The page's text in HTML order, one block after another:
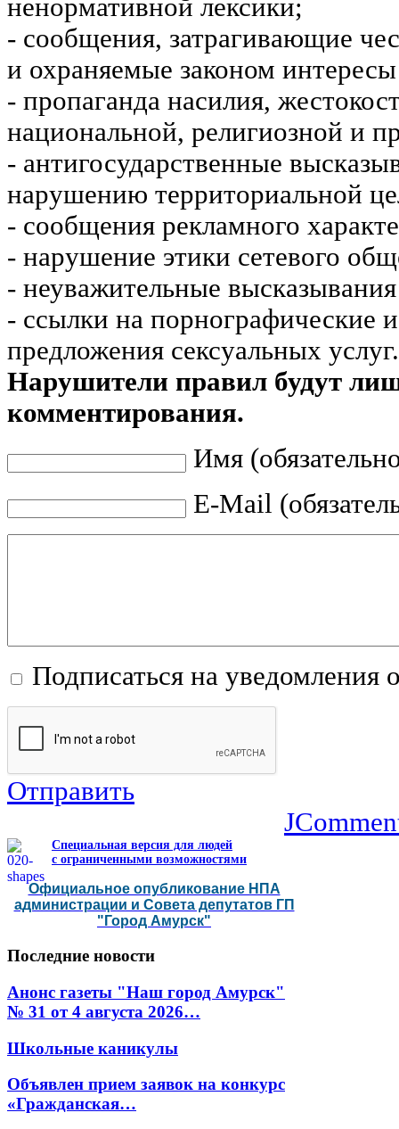
ненормативной лексики;
- сообщения, затрагивающие
и охраняемые законом
- пропаганда насилия,
национальной, религиозной и
- антигосударственные
нарушению территориальной
- сообщения рекламного
- нарушение этики сетевого
- неуважительные
- ссылки на порнографические
предложения сексуальных услуг.
Нарушители правил будут
комментирования.
Имя
E-Mail
Подписаться на уведомления
Отправить
Специальная версия для людей
с ограниченными возможностями
Официальное опубликование НПА
администрации и Совета депутатов ГП
"Город Амурск"
Последние новости
Анонс газеты "Наш город Амурск"
№ 31 от 4 августа 2026…
Школьные каникулы
Объявлен прием заявок на конкурс
«Гражданская…